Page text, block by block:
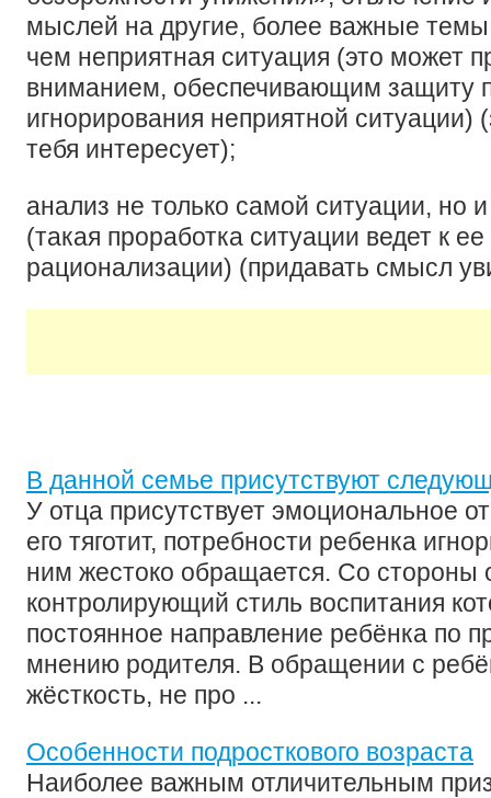
мыслей на другие, более важные
чем неприятная ситуация (это может
вниманием, обеспечивающим защиту
игнорирования неприятной ситуации)
тебя интересует);
анализ не только самой ситуации, но
(такая проработка ситуации ведет к
рационализации) (придавать смысл
В данной семье присутствуют
У отца присутствует эмоциональное
его тяготит, потребности ребенка
ним жестоко обращается. Со стороны
контролирующий стиль воспитания
постоянное направление ребёнка по
мнению родителя. В обращении с
жёсткость, не про ...
Особенности подросткового возраста
Наиболее важным отличительным